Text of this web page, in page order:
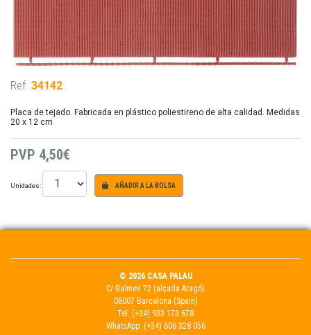
Ref. 34142
Placa de tejado. Fabricada en plástico poliestireno de alta calidad. Medidas
20 x 12 cm
PVP 4,50€
Unidades: AÑADIR A LA BOLSA
© 2026 CASA PALAU
C/ Balmes 72 (alçada Aragó)
08007 Barcelona (Spain)
Tel. (+34) 933 173 678
WhatsApp: (+34) 606 328 056